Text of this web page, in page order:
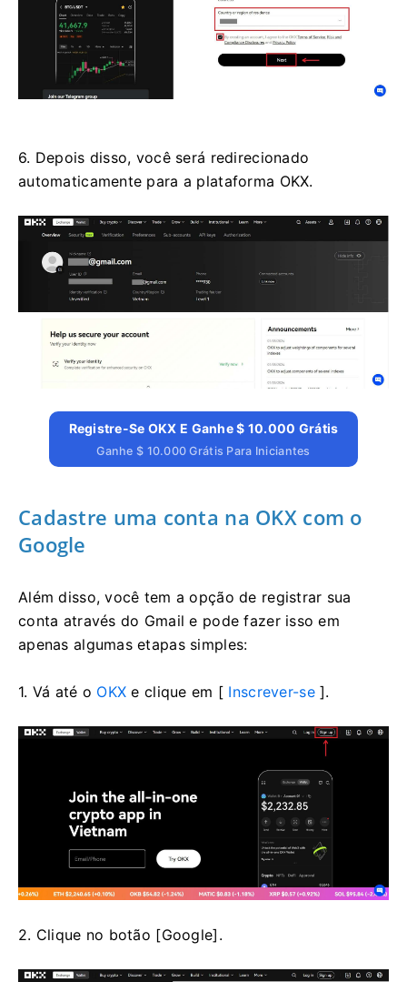
6. Depois disso, você será redirecionado
automaticamente para a plataforma OKX.
Registre-Se OKX E Ganhe $ 10.000 Grátis
Ganhe $ 10.000 Grátis Para Iniciantes
Cadastre uma conta na OKX com o
Google
Além disso, você tem a opção de registrar sua
conta através do Gmail e pode fazer isso em
apenas algumas etapas simples:
1. Vá até o OKX e clique em [ Inscrever-se].
2. Clique no botão [Google].